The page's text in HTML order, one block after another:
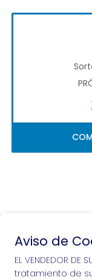
Si puedes
Aviso de
EL VENDEDOR
tratamiento de